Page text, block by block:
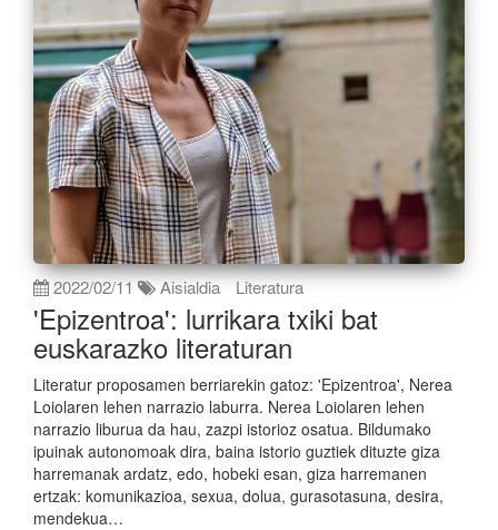
2022/02/11 Aisialdia Literatura
'Epizentroa': lurrikara txiki bat
euskarazko literaturan
Literatur proposamen berriarekin gatoz: 'Epizentroa', Nerea
Loiolaren lehen narrazio laburra. Nerea Loiolaren lehen
narrazio liburua da hau, zazpi istorioz osatua. Bildumako
ipuinak autonomoak dira, baina istorio guztiek dituzte giza
harremanak ardatz, edo, hobeki esan, giza harremanen
ertzak: komunikazioa, sexua, dolua, gurasotasuna, desira,
mendekua…